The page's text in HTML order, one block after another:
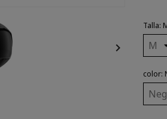

Talla:
color: